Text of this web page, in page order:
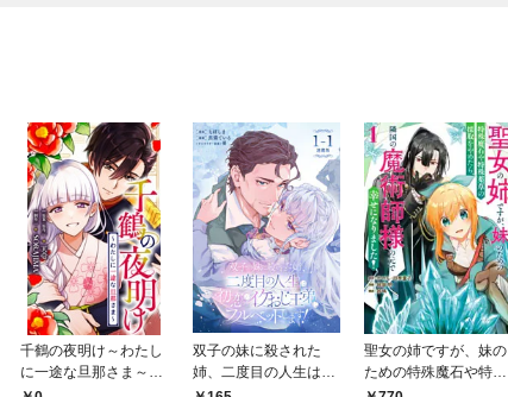
千鶴の夜明け～わたし
に一途な旦那さま～
【分冊版】 1話「北条
双子の妹に殺された
姉、二度目の人生は初
恋のイケおじ王弟にフ
聖女の姉ですが、妹の
ための特殊魔石や特殊
薬草の採取をやめた